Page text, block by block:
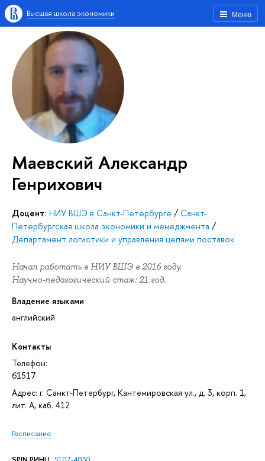
Меню
Высшая школа экономики
Маевский Александр
Генрихович
Доцент: НИУ ВШЭ в Санкт-Петербурге / Санкт-
Петербургская школа экономики и менеджмента /
Департамент логистики и управления цепями поставок
Начал работать в НИУ ВШЭ в 2016 году.
Научно-педагогический стаж: 21 год.
Владение языками
английский
Контакты
Телефон:
61517
Адрес: г. Санкт-Петербург, Кантемировская ул., д. 3, корп. 1,
лит. А, каб. 412
Расписание